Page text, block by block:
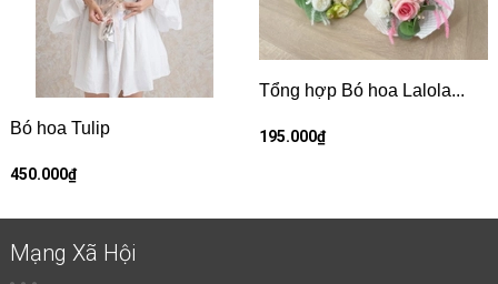
Bó hoa Tulip
450.000₫
Tổng hợp Bó hoa Lalola...
195.000₫
Mạng Xã Hội